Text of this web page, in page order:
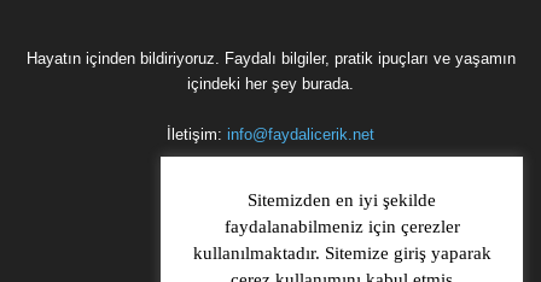
Hayatın içinden bildiriyoruz. Faydalı bilgiler, pratik ipuçları ve yaşamın
içindeki her şey burada.
İletişim: info@faydalicerik.net
Sitemizden en iyi şekilde
faydalanabilmeniz için çerezler
kullanılmaktadır. Sitemize giriş yaparak